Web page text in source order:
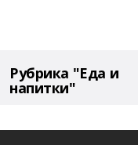
Рубрика "Еда и
напитки"